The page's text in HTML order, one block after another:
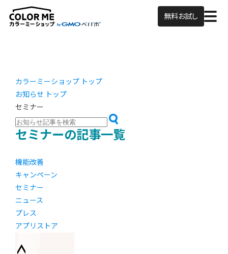
無料お試し
カラーミーショップ トップ
お知らせ トップ
セミナー
セミナーの記事一覧
機能改善
キャンペーン
セミナー
ニュース
プレス
アプリストア